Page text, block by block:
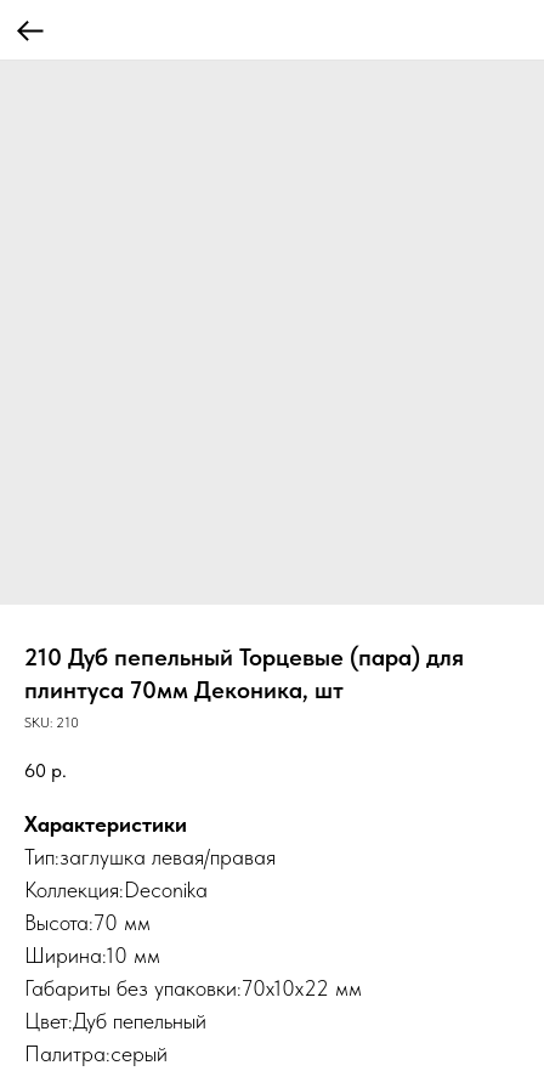
210 Дуб пепельный Торцевые (пара) для
плинтуса 70мм Деконика, шт
SKU: 210
60 р.
Характеристики
Тип:заглушка левая/правая
Коллекция:Deconika
Высота:70 мм
Ширина:10 мм
Габариты без упаковки:70х10х22 мм
Цвет:Дуб пепельный
Палитра:серый